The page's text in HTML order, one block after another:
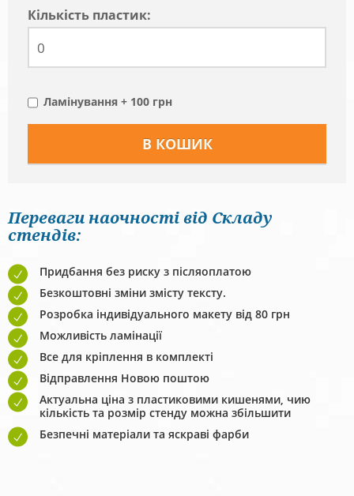
Кiлькiсть пластик:
Ламінування + 100 грн
Переваги наочності від Складу
стендів:
Придбання без риску з післяоплатою
Безкоштовні зміни змісту тексту.
Розробка індивідуального макету від 80 грн
Можливість ламінації
Все для кріплення в комплекті
Відправлення Новою поштою
Актуальна ціна з пластиковими кишенями, чию
кількість та розмір стенду можна збільшити
Безпечні матеріали та яскраві фарби